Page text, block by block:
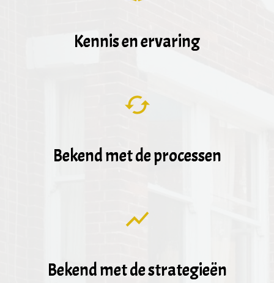
Kennis en ervaring
Bekend met de processen
Bekend met de strategieën